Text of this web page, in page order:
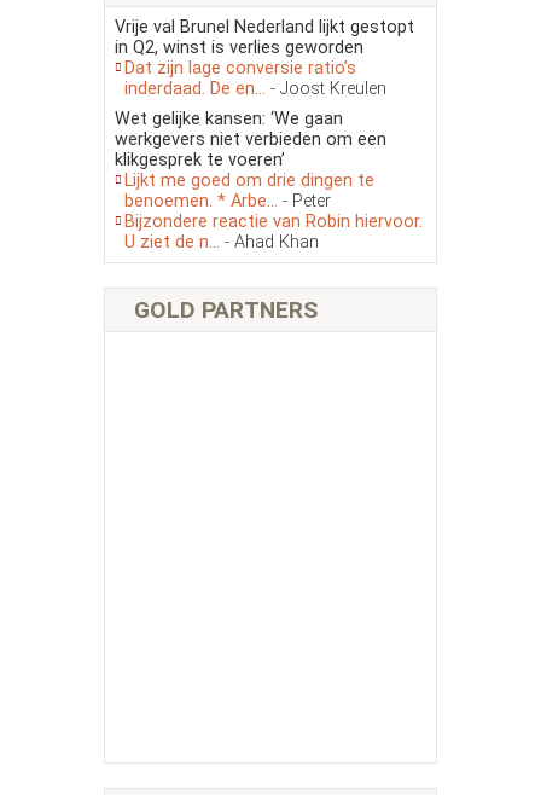
Vrije val Brunel Nederland lijkt gestopt
in Q2, winst is verlies geworden
Dat zijn lage conversie ratio’s
inderdaad. De en... - Joost Kreulen
Wet gelijke kansen: ‘We gaan
werkgevers niet verbieden om een
klikgesprek te voeren’
Lijkt me goed om drie dingen te
benoemen. * Arbe... - Peter
Bijzondere reactie van Robin hiervoor.
U ziet de n... - Ahad Khan
GOLD PARTNERS